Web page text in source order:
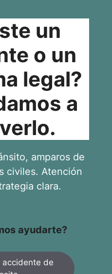
un
o un
legal?
a
amparos de
civiles. Atención
clara.
ayudarte?
accidente de